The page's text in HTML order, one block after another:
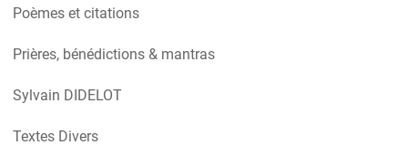
Poèmes et citations
Prières, bénédictions & mantras
Sylvain DIDELOT
Textes Divers